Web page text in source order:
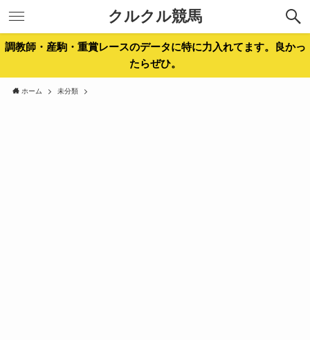
クルクル競馬
調教師・産駒・重賞レースのデータに特に力入れてます。良かっ
たらぜひ。
ホーム 未分類